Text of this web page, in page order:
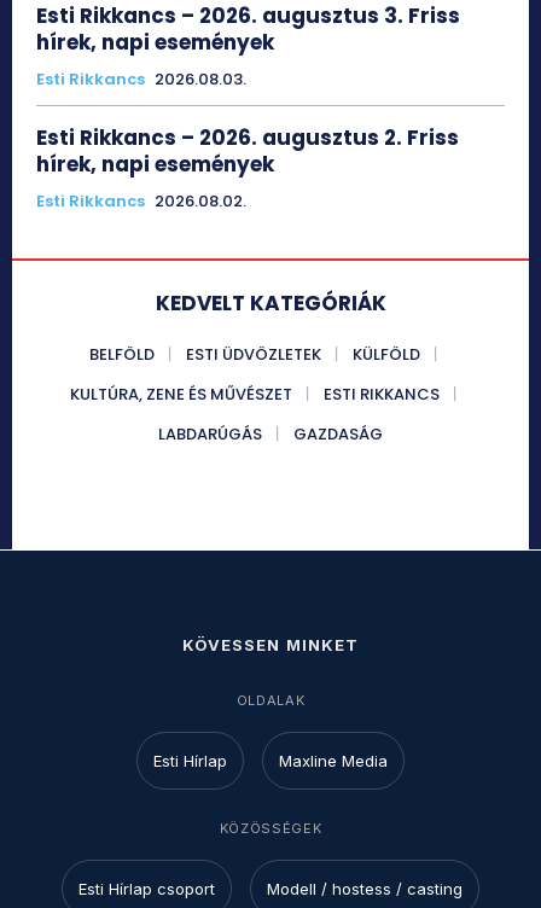
Esti Rikkancs – 2026. augusztus 3. Friss
hírek, napi események
Esti Rikkancs 2026.08.03.
Esti Rikkancs – 2026. augusztus 2. Friss
hírek, napi események
Esti Rikkancs 2026.08.02.
KEDVELT KATEGÓRIÁK
BELFÖLD ESTI ÜDVÖZLETEK
KÜLFÖLD
KULTÚRA, ZENE ÉS MŰVÉSZET
ESTI RIKKANCS
LABDARÚGÁS
GAZDASÁG
KÖVESSEN MINKET
OLDALAK
Esti Hírlap Maxline Media
KÖZÖSSÉGEK
Esti Hírlap csoport Modell / hostess / casting